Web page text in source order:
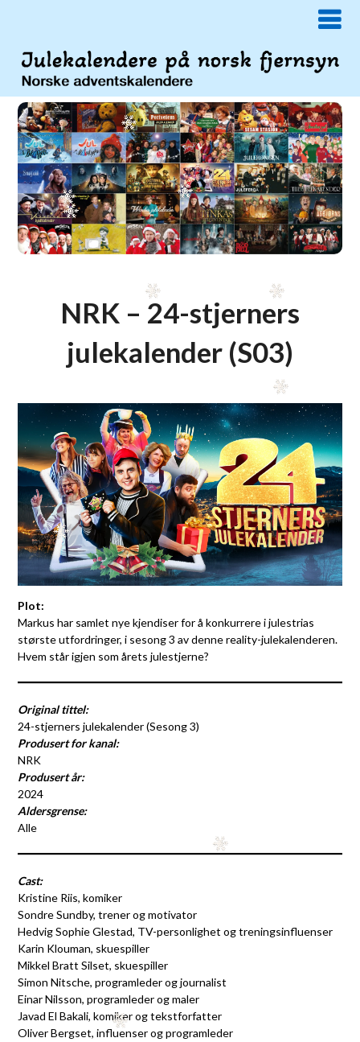
NRK – 24-stjerners
julekalender (S03)
Plot:
Markus har samlet nye kjendiser for å konkurrere i julestrias
største utfordringer, i sesong 3 av denne reality-julekalenderen.
Hvem står igjen som årets julestjerne?
Original tittel:
24-stjerners julekalender (Sesong 3)
Produsert for kanal:
NRK
Produsert år:
2024
Aldersgrense:
Alle
Cast:
Kristine Riis, komiker
Sondre Sundby, trener og motivator
Hedvig Sophie Glestad, TV-personlighet og treningsinfluenser
Karin Klouman, skuespiller
Mikkel Bratt Silset, skuespiller
Simon Nitsche, programleder og journalist
Einar Nilsson, programleder og maler
Javad El Bakali, komiker og tekstforfatter
Oliver Bergset, influenser og programleder